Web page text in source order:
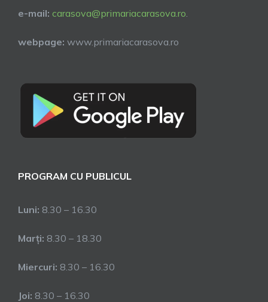
e-mail: carasova@primariacarasova.ro
webpage: www.primariacarasova.ro
PROGRAM CU PUBLICUL
Luni: 8.30 – 16.30
Marți: 8.30 – 18.30
Miercuri: 8.30 – 16.30
Joi: 8.30 – 16.30